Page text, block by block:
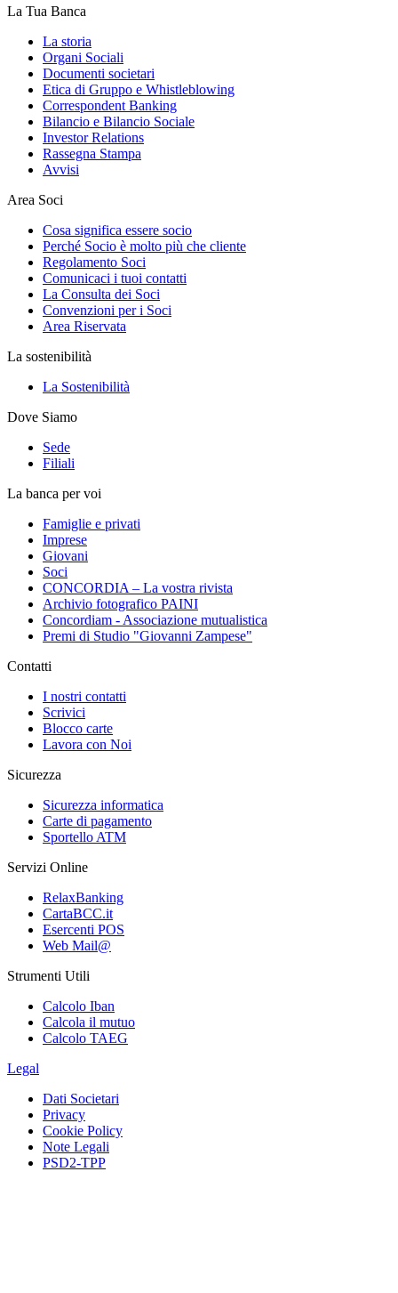
La Tua Banca
La storia
Organi Sociali
Documenti societari
Etica di Gruppo e Whistleblowing
Correspondent Banking
Bilancio e Bilancio Sociale
Investor Relations
Rassegna Stampa
Avvisi
Area Soci
Cosa significa essere socio
Perché Socio è molto più che cliente
Regolamento Soci
Comunicaci i tuoi contatti
La Consulta dei Soci
Convenzioni per i Soci
Area Riservata
La sostenibilità
La Sostenibilità
Dove Siamo
Sede
Filiali
La banca per voi
Famiglie e privati
Imprese
Giovani
Soci
CONCORDIA – La vostra rivista
Archivio fotografico PAINI
Concordiam - Associazione mutualistica
Premi di Studio "Giovanni Zampese"
Contatti
I nostri contatti
Scrivici
Blocco carte
Lavora con Noi
Sicurezza
Sicurezza informatica
Carte di pagamento
Sportello ATM
Servizi Online
RelaxBanking
CartaBCC.it
Esercenti POS
Web Mail@
Strumenti Utili
Calcolo Iban
Calcola il mutuo
Calcolo TAEG
Legal
Dati Societari
Privacy
Cookie Policy
Note Legali
PSD2-TPP